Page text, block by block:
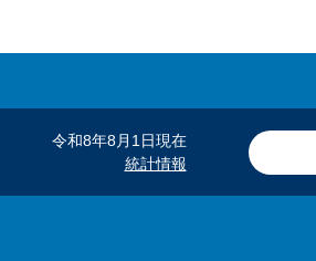
令和8年8月1日現在
統計情報